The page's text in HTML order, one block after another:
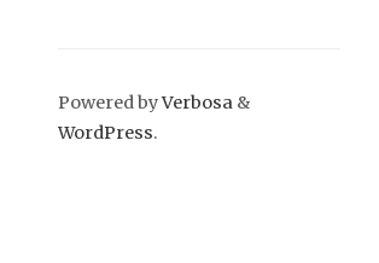
Powered byVerbosa &
WordPress.